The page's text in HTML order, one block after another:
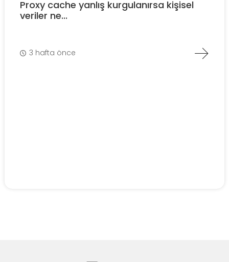
Proxy cache yanlış kurgulanırsa kişisel
veriler ne...
3 hafta önce